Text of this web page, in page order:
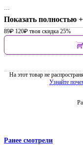
…
Показать полностью +
89₽ 120₽ твоя скидка 25%
На этот товар не
Узнайте
Ранее смотрели